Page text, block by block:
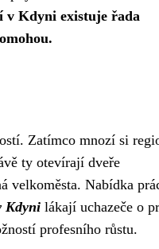
v Kdyni existuje řada
Zatímco mnozí si
ty otevírají dveře
velkoměsta. Nabídka
Kdyni lákají uchazeče o
profesního růstu.